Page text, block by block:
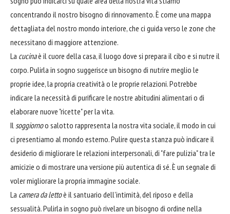
concentrando il nostro bisogno di rinnovamento. È come una mappa
dettagliata del nostro mondo interiore, che ci guida verso le zone che
necessitano di maggiore attenzione.
La cucinaè il cuore della casa, il luogo dove si prepara il cibo e si nutre il
corpo. Pulirla in sogno suggerisce un bisogno di nutrire meglio le
proprie idee, la propria creatività o le proprie relazioni. Potrebbe
indicare la necessità di purificare le nostre abitudini alimentari o di
elaborare nuove "ricette" per la vita.
Il soggiornoo salotto rappresenta la nostra vita sociale, il modo in cui
ci presentiamo al mondo esterno. Pulire questa stanza può indicare il
desiderio di migliorare le relazioni interpersonali, di "fare pulizia" tra le
amicizie o di mostrare una versione più autentica di sé. È un segnale di
voler migliorare la propria immagine sociale.
La camera da lettoè il santuario dell'intimità, del riposo e della
sessualità. Pulirla in sogno può rivelare un bisogno di ordine nella